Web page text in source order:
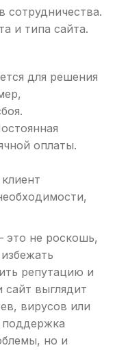
сотрудничества.
и типа сайта.
для решения
оплаты.
это не роскошь,
репутацию и
сайт выглядит
вирусов или
поддержка
но и